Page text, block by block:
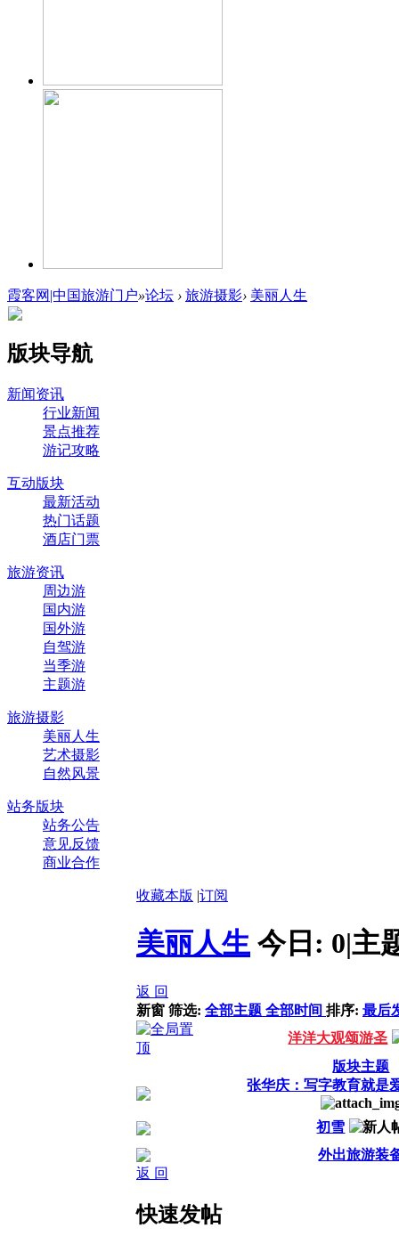
霞客网|中国旅游门户»论坛 › 旅游摄影› 美丽人生
版块导航
新闻资讯
行业新闻
景点推荐
游记攻略
互动版块
最新活动
热门话题
酒店门票
旅游资讯
周边游
国内游
国外游
自驾游
当季游
主题游
旅游摄影
美丽人生
艺术摄影
自然风景
站务版块
站务公告
意见反馈
商业合作
收藏本版 |订阅
美丽人生 今日: 0|主
返 回
新窗 筛选: 全部主题 全部时间 排序: 最后
洋洋大观颂游圣
版块主题
张华庆：写字教育就是
初雪
外出旅游装
返 回
快速发帖